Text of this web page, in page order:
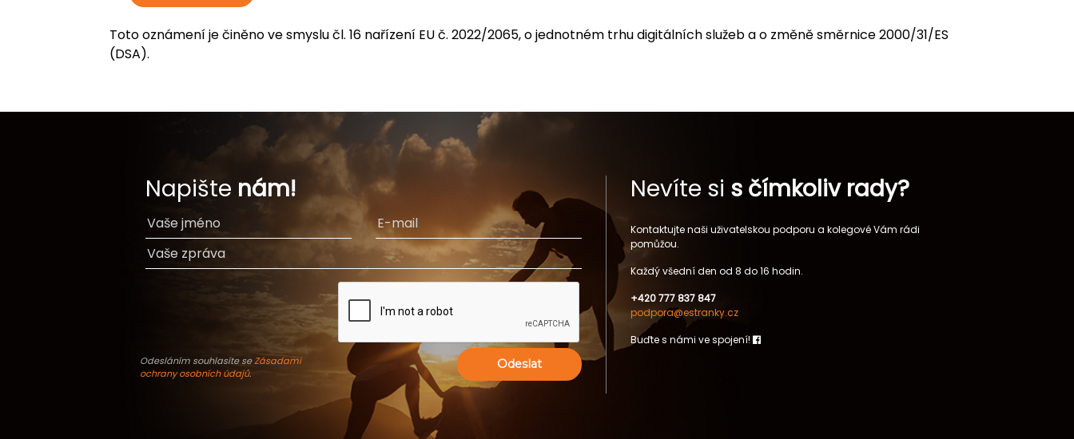
Toto oznámení je činěno ve smyslu čl. 16 nařízení EU č. 2022/2065, o jednotném trhu digitálních služeb a o změně směrnice 2000/31/ES
(DSA).
Napište nám!
Odesláním souhlasíte seZásadami
ochrany osobních údajů.
Odeslat
Nevíte si s čímkoliv rady?
Kontaktujte naši uživatelskou podporu a kolegové Vám rádi
pomůžou.
Každý všední den od 8 do 16 hodin.
+420 777 837 847
podpora@estranky.cz
Buďte s námi ve spojení!